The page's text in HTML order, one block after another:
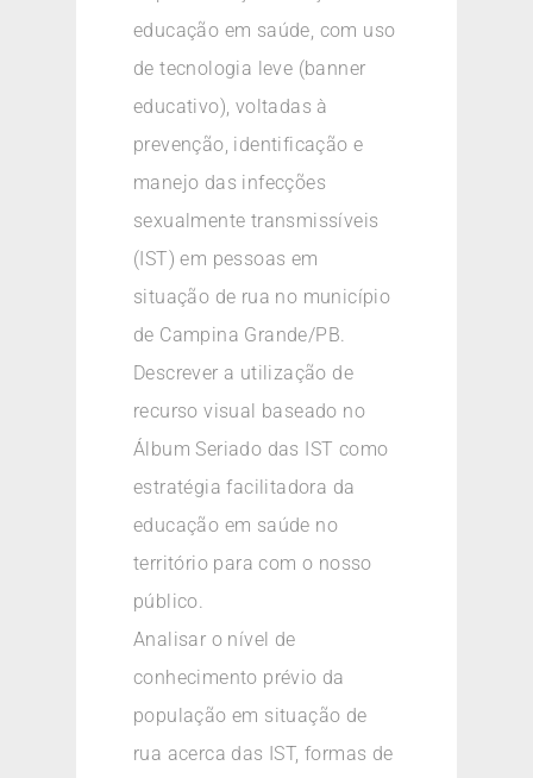
educação em saúde, com uso
de tecnologia leve (banner
educativo), voltadas à
prevenção, identificação e
manejo das infecções
sexualmente transmissíveis
(IST) em pessoas em
situação de rua no município
de Campina Grande/PB.
Descrever a utilização de
recurso visual baseado no
Álbum Seriado das IST como
estratégia facilitadora da
educação em saúde no
território para com o nosso
público.
Analisar o nível de
conhecimento prévio da
população em situação de
rua acerca das IST, formas de